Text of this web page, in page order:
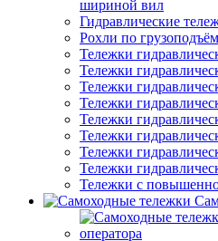
шириной вил
Гидравлические
Рохли по
Тележки
Тележки
Тележки
Тележки
Тележки
Тележки
Тележки
Тележки
Тележки с